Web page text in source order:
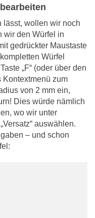
lässt, wollen wir noch
wir den Würfel in
gedrückter Maustaste
Würfel
„F“ (oder über den
Kontextmenü zum
von 2 mm ein,
Dies würde nämlich
wo wir unter
auswählen.
– und schon